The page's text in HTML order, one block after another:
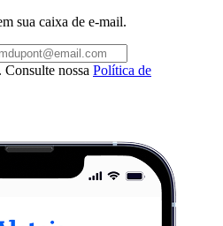
sua caixa de e-mail.
nossa Política de